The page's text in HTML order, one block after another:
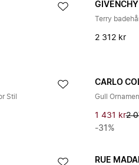
GIVENCHY
Terry
2 312 kr
Stil
CARLO
Gull
1 431 kr2
-31%
RUE